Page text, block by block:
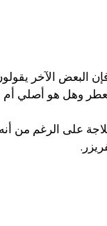
البعض الآخر
وهل هو أصلي أم
الرغم من أنه